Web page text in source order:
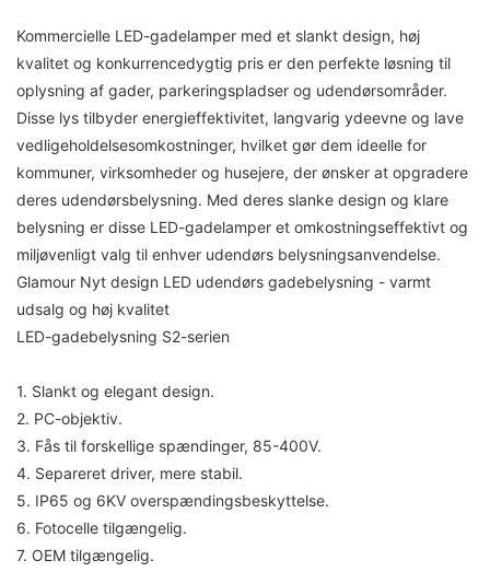
Kommercielle LED-gadelamper med et slankt design, høj
kvalitet og konkurrencedygtig pris er den perfekte løsning til
oplysning af gader, parkeringspladser og udendørsområder.
Disse lys tilbyder energieffektivitet, langvarig ydeevne og lave
vedligeholdelsesomkostninger, hvilket gør dem ideelle for
kommuner, virksomheder og husejere, der ønsker at opgradere
deres udendørsbelysning. Med deres slanke design og klare
belysning er disse LED-gadelamper et omkostningseffektivt og
miljøvenligt valg til enhver udendørs belysningsanvendelse.
Glamour Nyt design LED udendørs gadebelysning - varmt
udsalg og høj kvalitet
LED-gadebelysning S2-serien
1. Slankt og elegant design.
2. PC-objektiv.
3. Fås til forskellige spændinger, 85-400V.
4. Separeret driver, mere stabil.
5. IP65 og 6KV overspændingsbeskyttelse.
6. Fotocelle tilgængelig.
7. OEM tilgængelig.